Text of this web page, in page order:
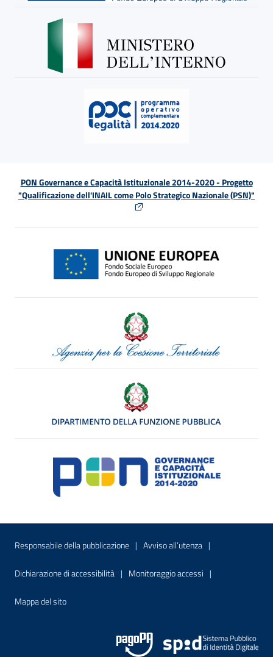
PON Governance e Capacità Istituzionale 2014-2020 - Progetto
"Qualificazione dell'INAIL come Polo Strategico Nazionale (PSN)"
Menu di servizio
Responsabile della pubblicazione Sito interno - Apre in una nuova
Avviso all’utenza Sito interno -
Dichiarazione di accessibilità Sito interno - Apre in una nuova finestra
Monitoraggio accessi Sito interno -
Mappa del sitoSito interno - Apre nella stessa finestra